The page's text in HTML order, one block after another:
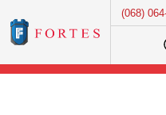
(068)
Розумний пошук...